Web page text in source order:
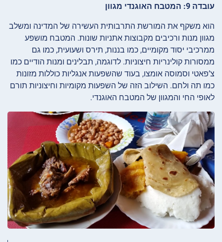
עובדה 9: המטבח האוגנדי מגוון
הוא משקף את המורשת התרבותית העשירה של המדינה ומשלב
מגוון מנות ורכיבים מקבוצות אתניות שונות. המטבח מושפע
ממרכיבי יסוד מקומיים, כמו בננות, תירס ושעועית, כמו גם
ממסורות קולינריות חיצוניות. לדוגמה, תבלינים ומנות הודיים כמו
צ’פאטי וסמוסה אומצו, בעוד שהשפעות אנגליות כוללות מזונות
כמו תה ולחם. השילוב הזה של השפעות מקומיות וחיצוניות תורם
לאופי החי והמגוון של המטבח האוגנדי.